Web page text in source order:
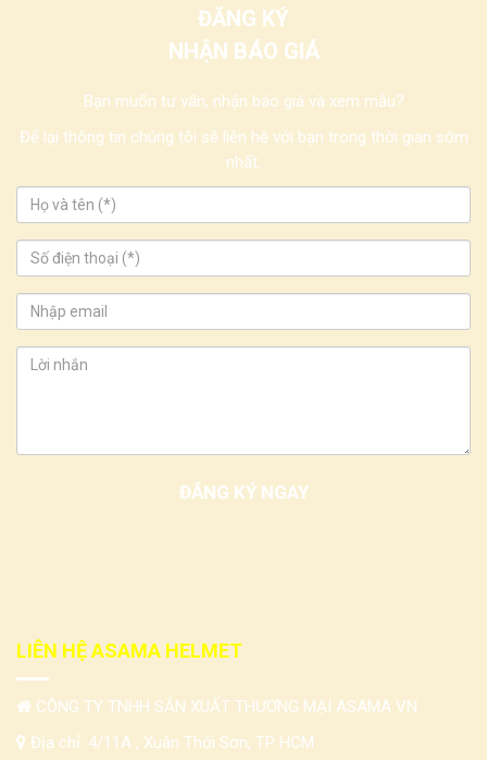
ĐĂNG KÝ
NHẬN BÁO GIÁ
Bạn muốn tư vấn, nhận báo giá và xem mẫu?
Để lại thông tin chúng tôi sẽ liên hệ với bạn trong thời gian sớm
nhất.
LIÊN HỆ ASAMA HELMET
CÔNG TY TNHH SẢN XUẤT THƯƠNG MẠI ASAMA VN
Địa chỉ: 4/11A , Xuân Thới Sơn, TP HCM